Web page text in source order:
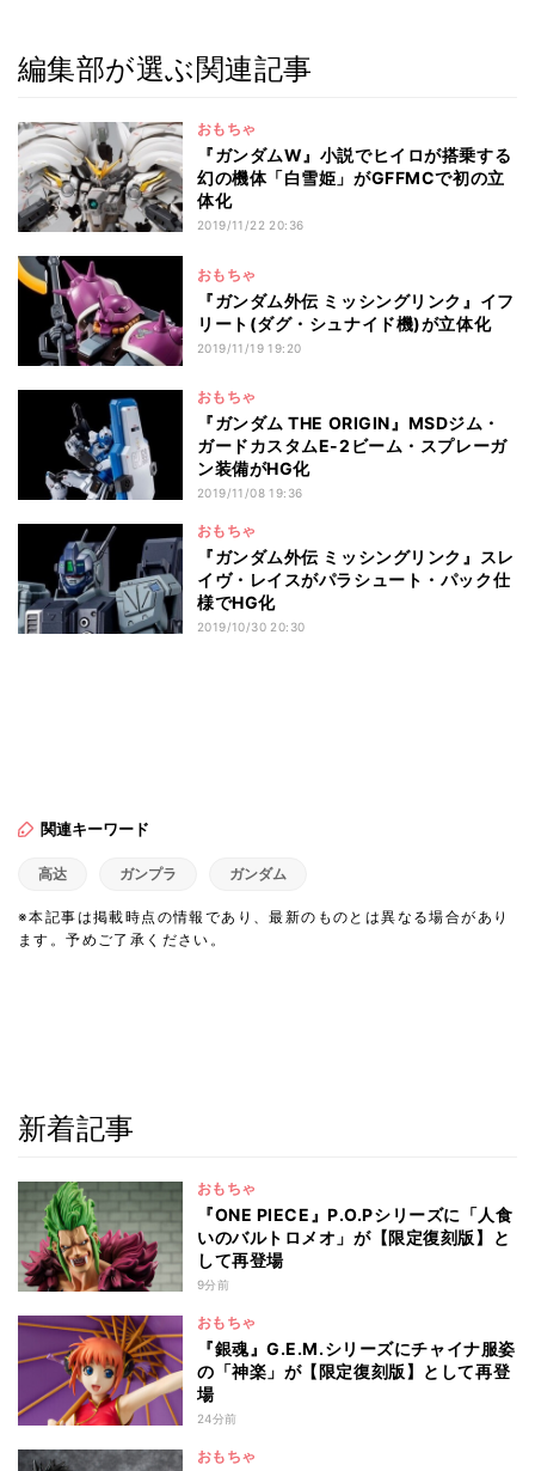
編集部が選ぶ関連記事
おもちゃ
『ガンダムW』小説でヒイロが搭乗する
幻の機体「白雪姫」がGFFMCで初の立
体化
2019/11/22 20:36
おもちゃ
『ガンダム外伝 ミッシングリンク』イフ
リート(ダグ・シュナイド機)が立体化
2019/11/19 19:20
おもちゃ
『ガンダム THE ORIGIN』MSDジム・
ガードカスタムE-2ビーム・スプレーガ
ン装備がHG化
2019/11/08 19:36
おもちゃ
『ガンダム外伝 ミッシングリンク』スレ
イヴ・レイスがパラシュート・パック仕
様でHG化
2019/10/30 20:30
関連キーワード
高达 ガンプラ ガンダム
※本記事は掲載時点の情報であり、最新のものとは異なる場合があり
ます。予めご了承ください。
新着記事
おもちゃ
『ONE PIECE』P.O.Pシリーズに「人食
いのバルトロメオ」が【限定復刻版】と
して再登場
9分前
おもちゃ
『銀魂』G.E.M.シリーズにチャイナ服姿
の「神楽」が【限定復刻版】として再登
場
24分前
おもちゃ